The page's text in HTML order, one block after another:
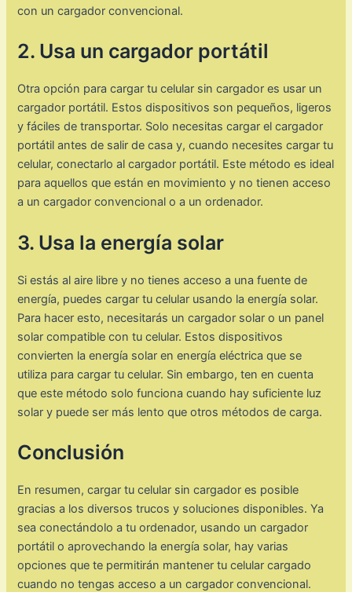
con un cargador convencional.
2. Usa un cargador portátil
Otra opción para cargar tu celular sin cargador es usar un
cargador portátil. Estos dispositivos son pequeños, ligeros
y fáciles de transportar. Solo necesitas cargar el cargador
portátil antes de salir de casa y, cuando necesites cargar tu
celular, conectarlo al cargador portátil. Este método es ideal
para aquellos que están en movimiento y no tienen acceso
a un cargador convencional o a un ordenador.
3. Usa la energía solar
Si estás al aire libre y no tienes acceso a una fuente de
energía, puedes cargar tu celular usando la energía solar.
Para hacer esto, necesitarás un cargador solar o un panel
solar compatible con tu celular. Estos dispositivos
convierten la energía solar en energía eléctrica que se
utiliza para cargar tu celular. Sin embargo, ten en cuenta
que este método solo funciona cuando hay suficiente luz
solar y puede ser más lento que otros métodos de carga.
Conclusión
En resumen, cargar tu celular sin cargador es posible
gracias a los diversos trucos y soluciones disponibles. Ya
sea conectándolo a tu ordenador, usando un cargador
portátil o aprovechando la energía solar, hay varias
opciones que te permitirán mantener tu celular cargado
cuando no tengas acceso a un cargador convencional.